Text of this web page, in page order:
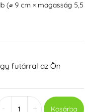
(⌀ 9 cm × magasság 5,5
futárral az Ön
+ Kosárba